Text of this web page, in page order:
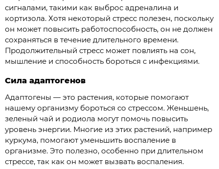
сигналами, такими как выброс адреналина и
кортизола. Хотя некоторый стресс полезен, поскольку
он может повысить работоспособность, он не должен
сохраняться в течение длительного времени.
Продолжительный стресс может повлиять на сон,
мышление и способность бороться с инфекциями.
Сила адаптогенов
Адаптогены — это растения, которые помогают
нашему организму бороться со стрессом. Женьшень,
зеленый чай и родиола могут помочь повысить
уровень энергии. Многие из этих растений, например
куркума, помогают уменьшить воспаление в
организме. Это полезно, особенно при длительном
стрессе, так как он может вызвать воспаления.